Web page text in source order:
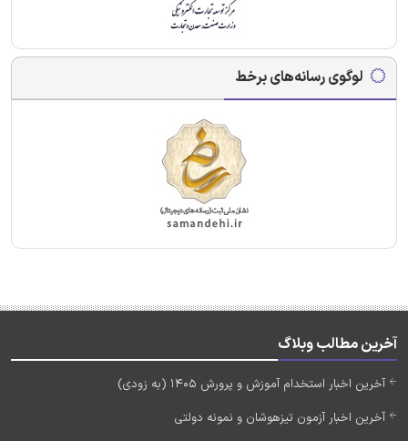
لوگوی رسانه‌های برخط
آخرین مطالب وبلاگ
آخرین اخبار استخدام آموزش و پرورش 1405 (به زودی)
آخرین اخبار آزمون تیزهوشان و نمونه دولتی